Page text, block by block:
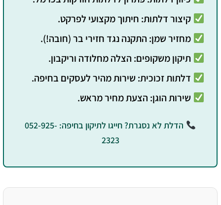
קיצור דלתות: חיתוך מקצועי לפרקט.
מחזיר שמן: התקנה נגד חזירי בר (חובה!).
תיקון משקופים: הצלה מחלודה וריקבון.
דלתות זכוכית: שירות מהיר לעסקים בחיפה.
שירות הוגן: הצעת מחיר מראש.
הדלת לא נסגרת? חייגו לתיקון בחיפה: 052-925-
2323